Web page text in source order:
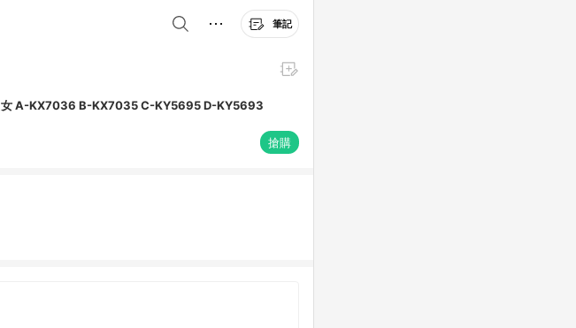
筆記
【Adidas 愛迪達】PLAID TANK W 運動背心 女 A-KX7036 B-KX7035 C-KY5695 D-KY5693
搶購